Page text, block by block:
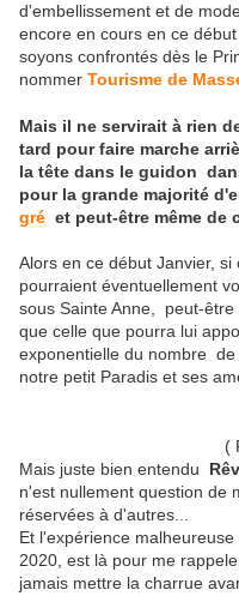
d'embellissement et de
encore en cours en ce
soyons confrontés dès le
nommer Tourisme de
Mais il ne servirait à rien
tard pour faire marche
la tête dans le guidon
pour la grande majorité
gré et peut-être même de
Alors en ce début Janvier,
pourraient éventuellement
sous Sainte Anne, peut-
que celle que pourra lui
exponentielle du nombre
notre petit Paradis et ses
(
Mais juste bien entendu
n'est nullement question de
réservées à d'autres...
Et l'expérience
2020, est là pour me
jamais mettre la charrue